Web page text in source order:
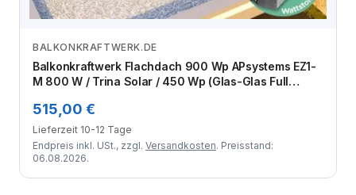
Zum Angebot
BALKONKRAFTWERK.DE
Balkonkraftwerk Flachdach 900 Wp APsystems EZ1-
M 800 W / Trina Solar / 450 Wp (Glas-Glas Full
quer / 2 Module
515,00 €
Lieferzeit 10-12 Tage
Endpreis inkl. USt., zzgl. Versandkosten. Preisstand:
06.08.2026.